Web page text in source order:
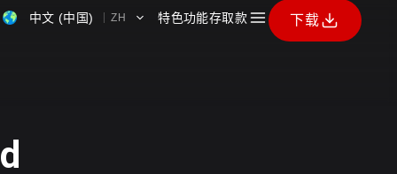
中文 (中国) ZH 特色功能存取款 下载